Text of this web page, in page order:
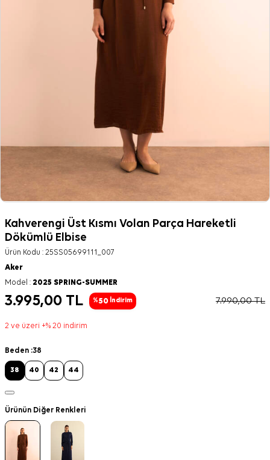
Kahverengi Üst Kısmı Volan Parça Hareketli
Dökümlü Elbise
Ürün Kodu : 25SS05699111_007
Aker
Model : 2025 SPRING-SUMMER
3.995,00 TL %50 İndirim 7.990,00TL
2 ve üzeri +% 20 indirim
Beden :38
38 40 42 44
Ürünün Diğer Renkleri